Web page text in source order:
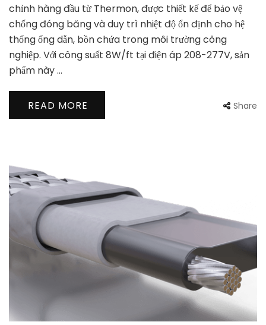
chỉnh hàng đầu từ Thermon, được thiết kế để bảo vệ
chống đóng băng và duy trì nhiệt độ ổn định cho hệ
thống ống dẫn, bồn chứa trong môi trường công
nghiệp. Với công suất 8W/ft tại điện áp 208-277V, sản
phẩm này …
READ MORE Share